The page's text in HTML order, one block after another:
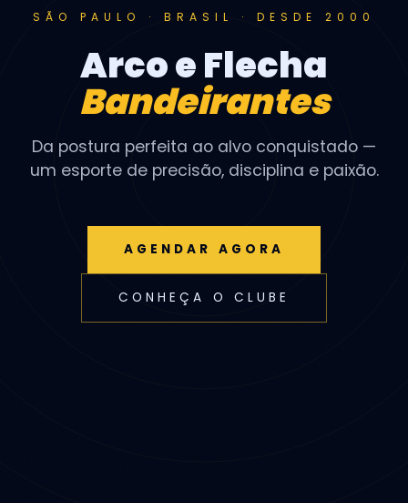
SÃO PAULO · BRASIL · DESDE 2000
Arco e Flecha
Bandeirantes
Da postura perfeita ao alvo conquistado —
um esporte de precisão, disciplina e paixão.
AGENDAR AGORA
CONHEÇA O CLUBE